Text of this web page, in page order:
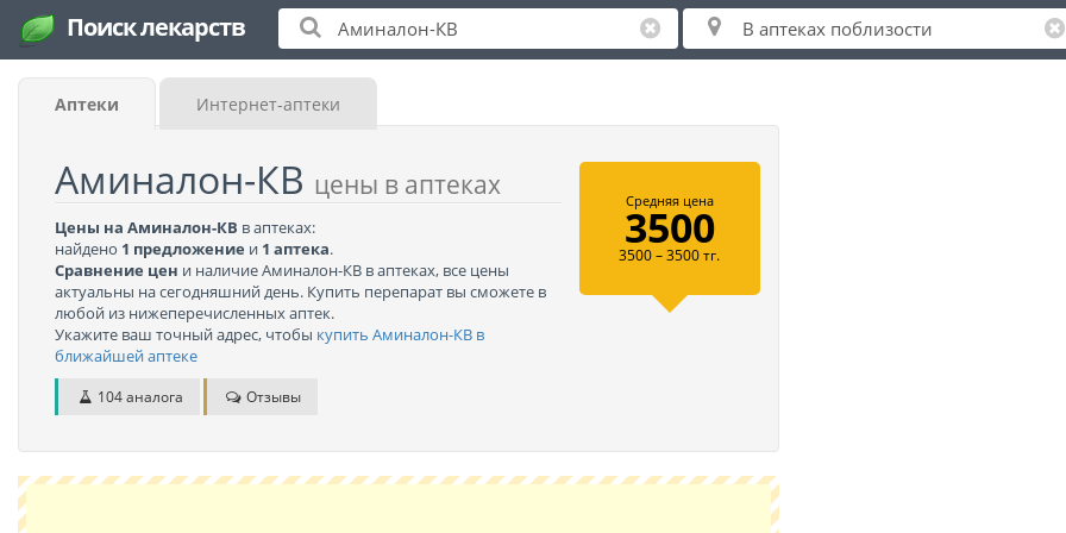
Поиск лекарств
Аптеки Интернет-аптеки
Аминалон-КВ цены в аптеках
Цены на Аминалон-КВ в аптеках:
найдено 1 предложение и 1 аптека.
Сравнение цен и наличие Аминалон-КВ в аптеках, все цены
актуальны на сегодняшний день. Купить перепарат вы сможете в
любой из нижеперечисленных аптек.
Укажите ваш точный адрес, чтобы купить Аминалон-КВ в
ближайшей аптеке
104 аналога Отзывы
Средняя цена
3500
3500 – 3500 тг.